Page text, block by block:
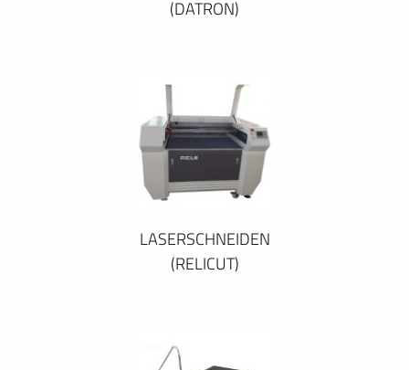
(DATRON)
LASERSCHNEIDEN
(RELICUT)